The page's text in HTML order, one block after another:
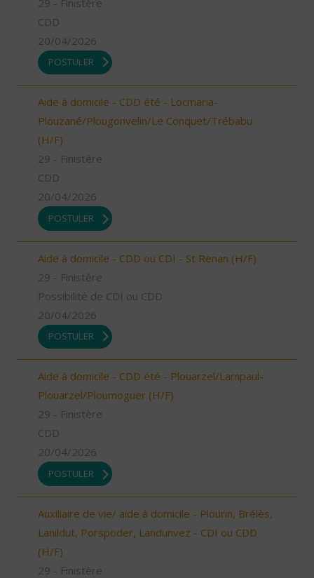
CDD
20/04/2026
POSTULER
Aide à domicile - CDD été - Locmaria-
Plouzané/Plougonvelin/Le Conquet/Trébabu
(H/F)
29 - Finistère
CDD
20/04/2026
POSTULER
Aide à domicile - CDD ou CDI - St Renan (H/F)
29 - Finistère
Possibilité de CDI ou CDD
20/04/2026
POSTULER
Aide à domicile - CDD été - Plouarzel/Lampaul-
Plouarzel/Ploumoguer (H/F)
29 - Finistère
CDD
20/04/2026
POSTULER
Auxiliaire de vie/ aide à domicile - Plourin, Brélès,
Lanildut, Porspoder, Landunvez - CDI ou CDD
(H/F)
29 - Finistère